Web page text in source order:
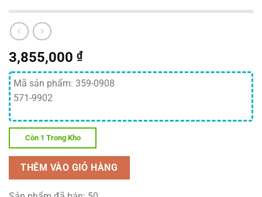
3,855,000 ₫
Mã sản phẩm: 359-0908
571-9902
Còn 1 Trong Kho
THÊM VÀO GIỎ HÀNG